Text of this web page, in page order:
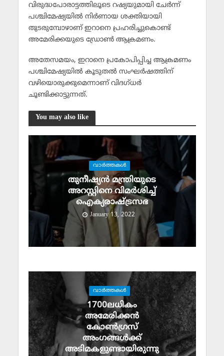
വിരുദ്ധപോരാട്ടത്തിലൂടെ റഷ്യയുമായി ചേര്‍ന്ന്
പശ്ചിമേഷ്യയില്‍ നിര്‍ണായ ശക്തിയായി
തുടരുമ്പോഴാണ് ഇറാനെ പ്രഹരിച്ചുകൊണ്ട്
അമേരിക്കയുടെ ഡ്രോണ്‍ ആക്രമണം.
അതേസമയം, ഇറാനെ പ്രകോപിപ്പിച്ച ആക്രമണം
പശ്ചിമേഷ്യയില്‍ കൂടുതല്‍ സംഘര്‍ഷത്തിന്
വഴിയൊരുക്കുമെന്നാണ് വിദഗ്ധര്‍
ചൂണ്ടിക്കാട്ടുന്നത്.
You may also like
വാര്‍ത്തകള്‍
തുനീഷ്യൻ മന്ത്രിയുടെ
അറസ്റ്റിനെ വിമർശിച്ച്
ഐക്യരാഷ്ട്രസഭ
January 13, 2022
വാര്‍ത്തകള്‍
1700ലധികം
അമേരിക്കൻ
കോൺഗ്രസ്
അംഗങ്ങൾക്ക്
അടിമകളുണ്ടായിരുന്നു